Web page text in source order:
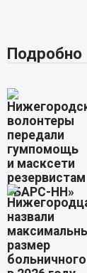
Подробно